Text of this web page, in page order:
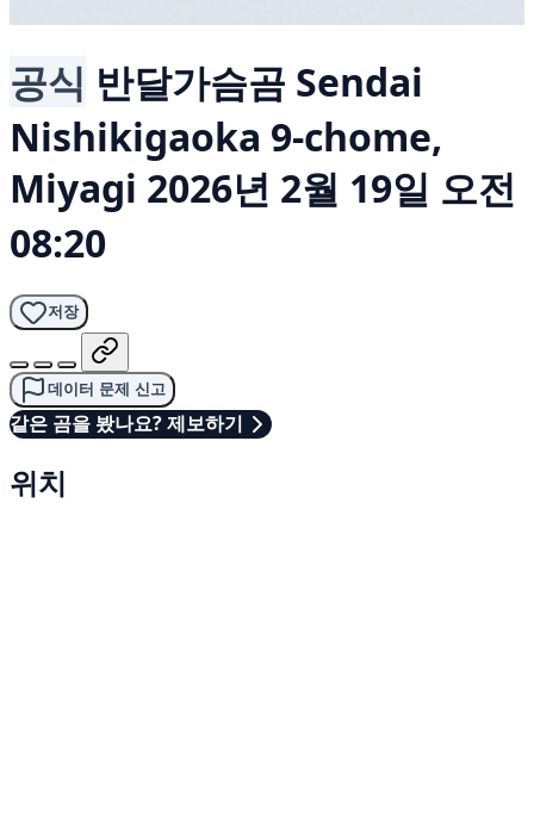
공식 반달가슴곰 Sendai
Nishikigaoka 9-chome,
Miyagi 2026년 2월 19일 오전
08:20
저장
데이터 문제 신고
같은 곰을 봤나요? 제보하기
위치